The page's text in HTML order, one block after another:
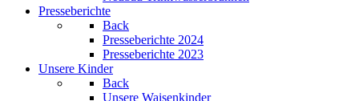
Presseberichte
Back
Presseberichte 2024
Presseberichte 2023
Unsere Kinder
Back
Unsere Waisenkinder